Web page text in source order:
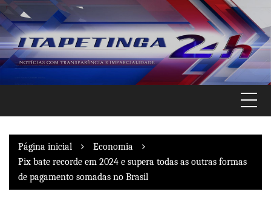
Pular
para
o
conteúdo
Página inicial
Economia
Pix bate recorde em 2024 e supera todas as outras formas
de pagamento somadas no Brasil